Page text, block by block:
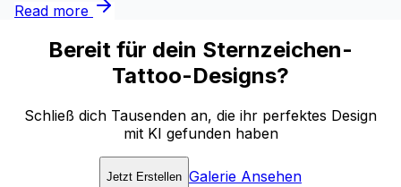
Read more
Bereit für dein Sternzeichen-
Tattoo-Designs?
Schließ dich Tausenden an, die ihr perfektes Design
mit KI gefunden haben
Jetzt Erstellen Galerie Ansehen